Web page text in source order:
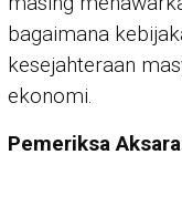
bagaimana
kesejahteraan
ekonomi.
Pemeriksa